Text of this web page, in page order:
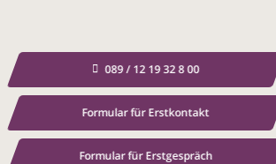
089 / 12 19 32 8 00
Formular für Erstkontakt
Formular für Erstgespräch